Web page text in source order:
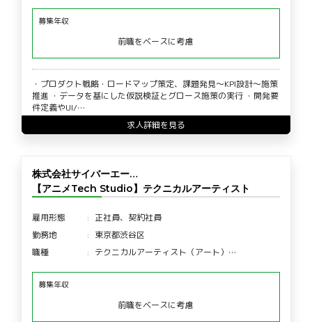
募集年収
前職をベースに考慮
・プロダクト戦略・ロードマップ策定、課題発見〜KPI設計〜施策
推進 ・データを基にした仮説検証とグロース施策の実行 ・開発要
件定義やUI/…
求人詳細を見る
株式会社サイバーエー…
【アニメTech Studio】テクニカルアーティスト
雇用形態
正社員、契約社員
勤務地
東京都渋谷区
職種
テクニカルアーティスト（アート）…
募集年収
前職をベースに考慮